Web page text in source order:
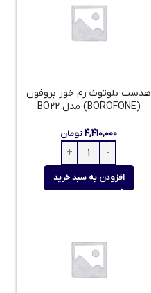
هدست بلوتوث رم خور بروفون
(BOROFONE) مدل BO22
۴,۴۱۰,۰۰۰تومان
افزودن به سبد خرید